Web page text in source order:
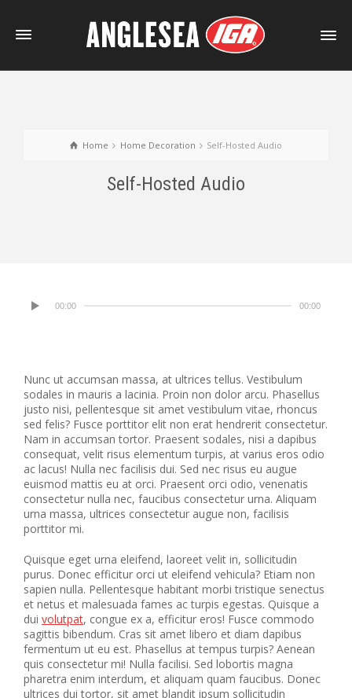
Home Home Decoration Self-Hosted Audio
Self-Hosted Audio
00:00 00:00
Nunc ut accumsan massa, at ultrices tellus. Vestibulum
sodales in mauris a lacinia. Proin non dolor arcu. Phasellus
justo nisi, pellentesque sit amet vestibulum vitae, rhoncus
sed felis? Fusce porttitor elit non erat hendrerit consectetur.
Nam in accumsan tortor. Praesent sodales, nisi a dapibus
consequat, velit risus elementum turpis, at varius eros odio
ac lacus! Nulla nec facilisis dui. Sed nec risus eu augue
euismod mattis eu at orci. Praesent orci odio, venenatis
consectetur nulla nec, faucibus consectetur urna. Aliquam
urna massa, ultrices consectetur augue non, facilisis
porttitor mi.
Quisque eget urna eleifend, laoreet velit in, sollicitudin
purus. Donec efficitur orci ut eleifend vehicula? Etiam non
sapien nulla. Pellentesque habitant morbi tristique senectus
et netus et malesuada fames ac turpis egestas. Quisque a
dui volutpat, congue ex a, efficitur eros! Fusce commodo
sagittis bibendum. Cras sit amet libero et diam dapibus
fermentum ut eu est. Phasellus at tempus turpis? Aenean
quis consectetur mi! Nulla facilisi. Sed lobortis magna
pharetra enim interdum, et aliquam quam faucibus. Donec
ultrices dui tortor, sit amet blandit ipsum sollicitudin